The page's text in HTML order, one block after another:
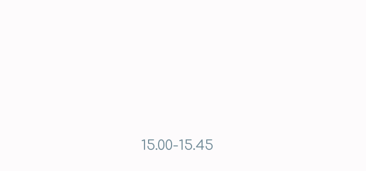
15.00-15.45